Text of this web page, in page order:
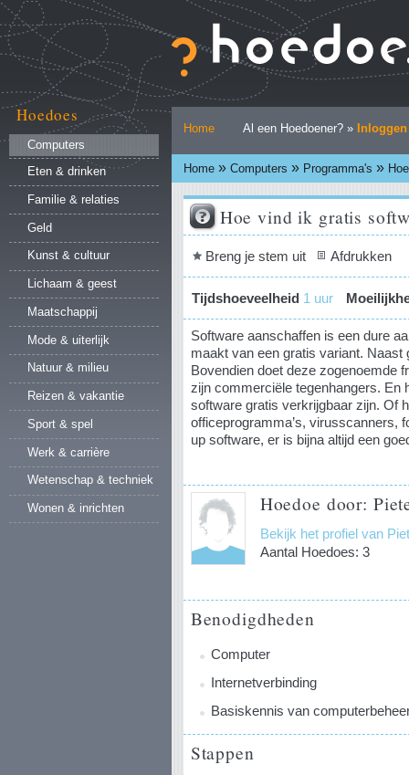
naar
inhoud.
Ga
naar
navigatie
Persoonlijke
hulpmiddelen
Home Al een Hoedoener? » Inloggen
Home » Computers » Programma's »
Hoedoes
Computers
Eten & drinken
Familie & relaties
Geld
Kunst & cultuur
Lichaam & geest
Maatschappij
Mode & uiterlijk
Natuur & milieu
Reizen & vakantie
Sport & spel
Werk & carrière
Wetenschap & techniek
Wonen & inrichten
Hoe vind ik gratis
Document
Breng je stem uit Afdrukken
Tijdshoeveelheid 1 uur
Software aanschaffen is een dure
maakt van een gratis variant. Naast
Bovendien doet deze zogenoemde
zijn commerciële tegenhangers. En
software gratis verkrijgbaar zijn. Of
officeprogramma’s, virusscanners,
up software, er is bijna altijd een
Hoedoe door:
Bekijk het profiel van
Aantal Hoedoes: 3
Benodigdheden
Computer
Internetverbinding
Basiskennis van
Stappen